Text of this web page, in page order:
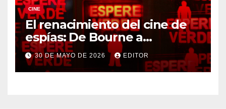
CINE
El renacimiento del cine de
espías: De Bourne a
Treadstone
30 DE MAYO DE 2026 EDITOR